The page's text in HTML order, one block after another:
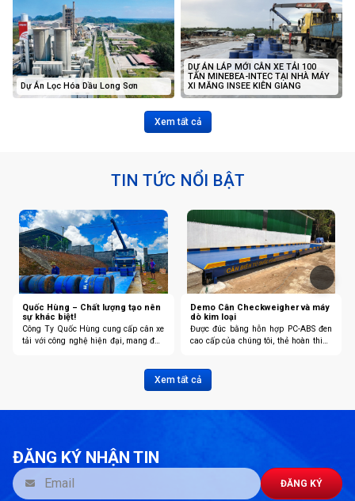
Dự Án Lọc Hóa Dầu Long Sơn
DỰ ÁN LÁP MỚI CÂN XE TẢI 100
TẤN MINEBEA-INTEC TẠI NHÀ MÁY
XI MĂNG INSEE KIÊN GIANG
Xem tất cả
TIN TỨC NỔI BẬT
Quốc Hùng – Chất lượng tạo nên
sự khác biệt!
Công Ty Quốc Hùng cung cấp cân xe
tải với công nghệ hiện đại, mang đến
Demo Cân Checkweigher và máy
dò kim loại
Được đúc bằng hỗn hợp PC-ABS đen
cao cấp của chúng tôi, thẻ hoàn thiện
hoàn thiện VDI được yêu cầu phổ
biến nhất. Nếu bạn mới làm quen với
các lớp hoàn thiện đánh lửa và khắc
trong môi trường khắc nghiệt. Các kỹ
sư của chúng tôi luôn sẵn sàng thảo
luận về dự án của bạn và tư vấn cách
Xem tất cả
ĐĂNG KÝ NHẬN TIN
ĐĂNG KÝ